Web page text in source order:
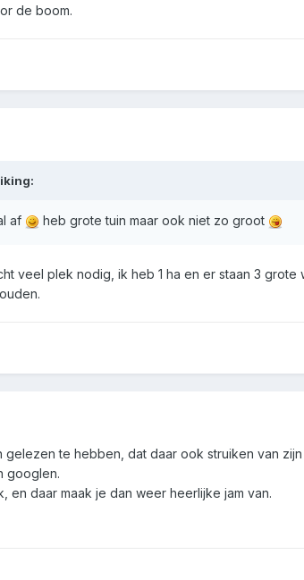
de boom.
af heb grote tuin maar ook niet zo groot
veel plek nodig, ik heb 1 ha en er staan 3
gelezen te hebben, dat daar ook struiken van zijn
googlen.
en daar maak je dan weer heerlijke jam van.